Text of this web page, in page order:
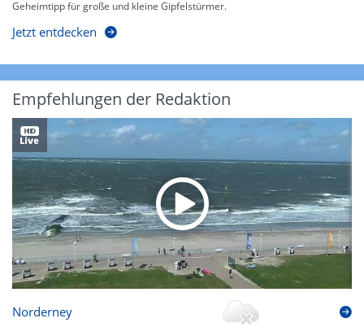
Geheimtipp für große und kleine Gipfelstürmer.
Jetzt entdecken
Empfehlungen der Redaktion
Norderney